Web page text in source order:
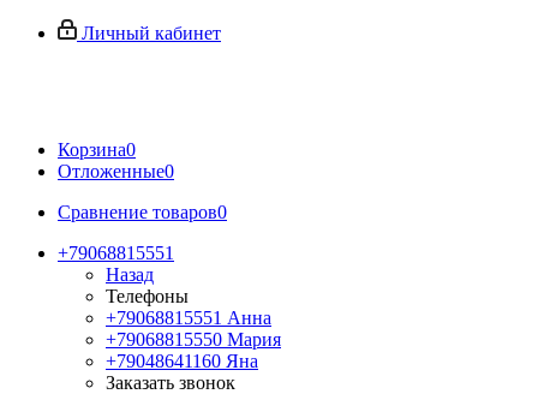
Личный кабинет
Корзина0
Отложенные0
Сравнение товаров0
+79068815551
Назад
Телефоны
+79068815551 Анна
+79068815550 Мария
+79048641160 Яна
Заказать звонок